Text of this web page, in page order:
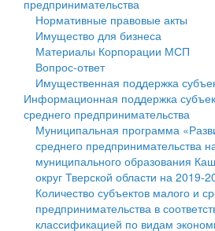
Государственные услуги
Промышленность и АПК
Экономика и бизнес
...
Символика
Устав
Гостям округа
Туризм
Культура
Образование
Здравоохранение
муниципального округа Тверской
Администрация Кашинского
Тверской области
Управление сельскими
Открытые данные
Работа с обращениями граждан
Муниципальный контроль
Финансовое управление
Бюджет для граждан
Имущество
Выявление правообладателей
объектов недвижимости
Имущественная поддержка
среднего предпринимательства
предпринимательства
Нормативные правовые акты
Имущество для бизнеса
Материалы Корпорации МСП
Вопрос-ответ
Имущественная поддержка
Информационная поддержка
среднего предпринимательства
Муниципальная программа
среднего предпринимательства
муниципального образования
округ Тверской области на 2019-
Количество субъектов малого и
предпринимательства в
классификацией по видам